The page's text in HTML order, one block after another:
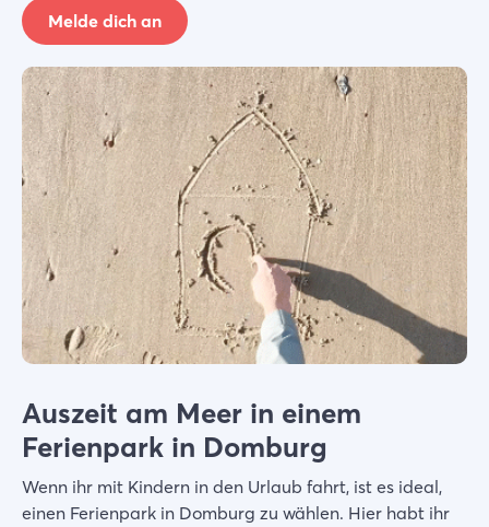
Melde dich an
Auszeit am Meer in einem
Ferienpark in Domburg
Wenn ihr mit Kindern in den Urlaub fahrt, ist es ideal,
einen Ferienpark in Domburg zu wählen. Hier habt ihr